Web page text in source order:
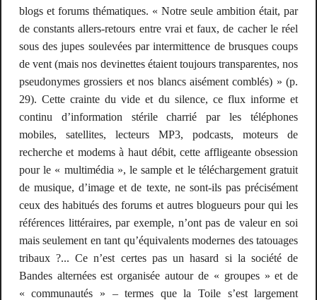
blogs et forums thématiques. « Notre seule ambition était, par
de constants allers-retours entre vrai et faux, de cacher le réel
sous des jupes soulevées par intermittence de brusques coups
de vent (mais nos devinettes étaient toujours transparentes, nos
pseudonymes grossiers et nos blancs aisément comblés) » (p.
29). Cette crainte du vide et du silence, ce flux informe et
continu d’information stérile charrié par les téléphones
mobiles, satellites, lecteurs MP3,podcasts, moteurs de
recherche et modems à haut débit, cette affligeante obsession
pour le « multimédia », lesample et le téléchargement gratuit
de musique, d’image et de texte, ne sont-ils pas précisément
ceux des habitués des forums et autresblogueurs pour qui les
références littéraires, par exemple, n’ont pas de valeur en soi
mais seulement en tant qu’équivalents modernes des tatouages
tribaux ?... Ce n’est certes pas un hasard si la société de
Bandes alternéesest organisée autour de « groupes » et de
« communautés » – termes que la Toile s’est largement